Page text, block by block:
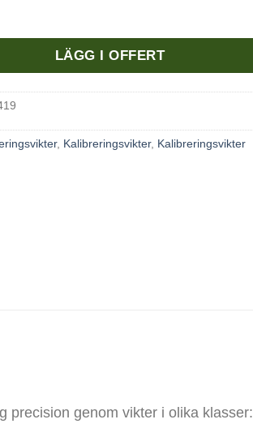
LÄGG I OFFERT
, Kalibreringsvikter, Kalibreringsvikter
precision genom vikter i olika klasser: